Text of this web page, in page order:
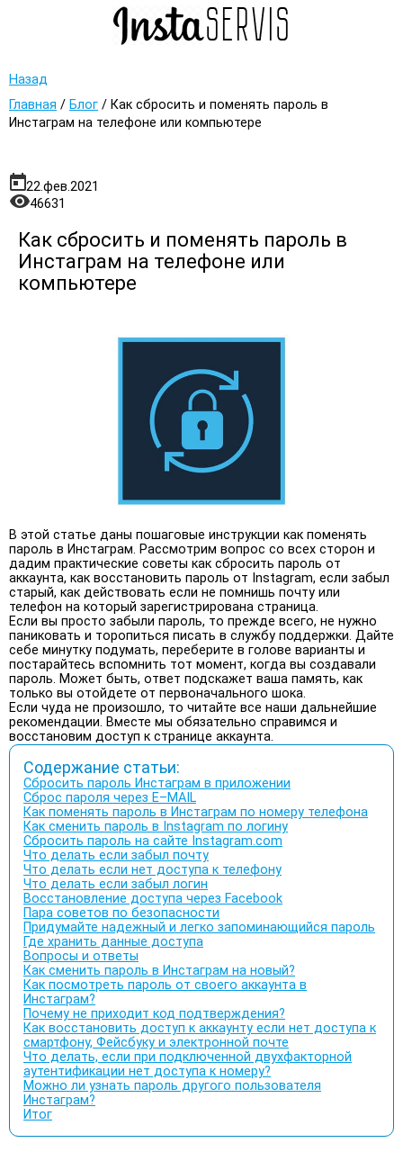
Назад
Главная / Блог / Как сбросить и поменять пароль в
Инстаграм на телефоне или компьютере
22.фев.2021
46631
Как сбросить и поменять пароль в
Инстаграм на телефоне или
компьютере
В этой статье даны пошаговые инструкции как поменять
пароль в Инстаграм. Рассмотрим вопрос со всех сторон и
дадим практические советы как сбросить пароль от
аккаунта, как восстановить пароль от Instagram, если забыл
старый, как действовать если не помнишь почту или
телефон на который зарегистрирована страница.
Если вы просто забыли пароль, то прежде всего, не нужно
паниковать и торопиться писать в службу поддержки. Дайте
себе минутку подумать, переберите в голове варианты и
постарайтесь вспомнить тот момент, когда вы создавали
пароль. Может быть, ответ подскажет ваша память, как
только вы отойдете от первоначального шока.
Если чуда не произошло, то читайте все наши дальнейшие
рекомендации. Вместе мы обязательно справимся и
восстановим доступ к странице аккаунта.
Содержание статьи:
Сбросить пароль Инстаграм в приложении
Сброс пароля через E–MAIL
Как поменять пароль в Инстаграм по номеру телефона
Как сменить пароль в Instagram по логину
Сбросить пароль на сайте Instagram.com
Что делать если забыл почту
Что делать если нет доступа к телефону
Что делать если забыл логин
Восстановление доступа через Facebook
Пара советов по безопасности
Придумайте надежный и легко запоминающийся пароль
Где хранить данные доступа
Вопросы и ответы
Как сменить пароль в Инстаграм на новый?
Как посмотреть пароль от своего аккаунта в
Инстаграм?
Почему не приходит код подтверждения?
Как восстановить доступ к аккаунту если нет доступа к
смартфону, Фейсбуку и электронной почте
Что делать, если при подключенной двухфакторной
аутентификации нет доступа к номеру?
Можно ли узнать пароль другого пользователя
Инстаграм?
Итог